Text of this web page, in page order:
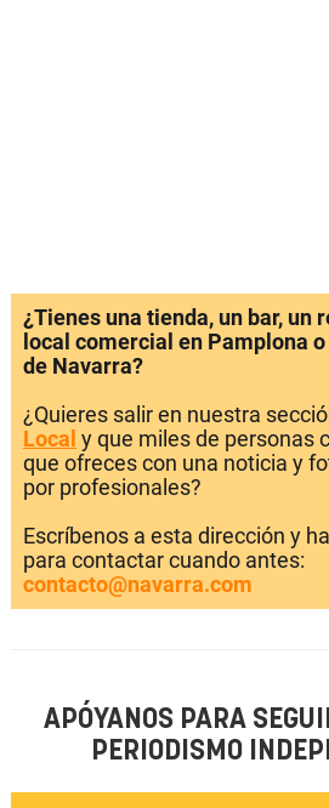
¿Tienes una tienda, un bar, un
local comercial en Pamplona
de Navarra?
¿Quieres salir en nuestra
Local y que miles de personas
que ofreces con una noticia y
por profesionales?
Escríbenos a esta dirección y
para contactar cuando antes:
contacto@navarra.com
APÓYANOS PARA
PERIODISMO